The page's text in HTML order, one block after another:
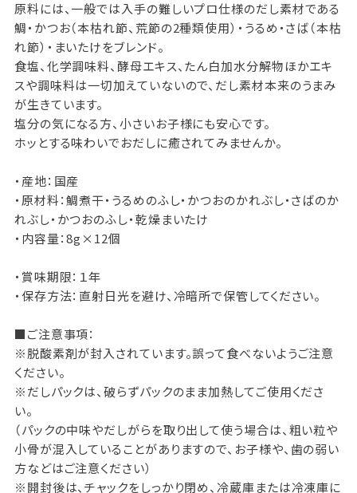
原料には、一般では入手の難しいプロ仕様のだし素材である
鯛・かつお（本枯れ節、荒節の2種類使用）・うるめ・さば（本枯
れ節）・まいたけをブレンド。
食塩、化学調味料、酵母エキス、たん白加水分解物ほかエキ
スや調味料は一切加えていないので、だし素材本来のうまみ
が生きています。
塩分の気になる方、小さいお子様にも安心です。
ホッとする味わいでおだしに癒されてみませんか。
・産地：国産
・原材料：鯛煮干・うるめのふし・かつおのかれぶし・さばのか
れぶし・かつおのふし・乾燥まいたけ
・内容量：8g×12個
・賞味期限：１年
・保存方法：直射日光を避け、冷暗所で保管してください。
■ご注意事項：
※脱酸素剤が封入されています。誤って食べないようご注意
ください。
※だしパックは、破らずパックのまま加熱してご使用くださ
い。
（パックの中味やだしがらを取り出して使う場合は、粗い粒や
小骨が混入していることがありますので、お子様や、歯の弱い
方などはご注意ください）
※開封後は、チャックをしっかり閉め、冷蔵庫または冷凍庫に